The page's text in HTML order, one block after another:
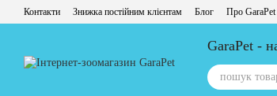
Перейти до основного контенту
Контакти Знижка постійним клієнтам Блог Про GaraPet
GaraPet -